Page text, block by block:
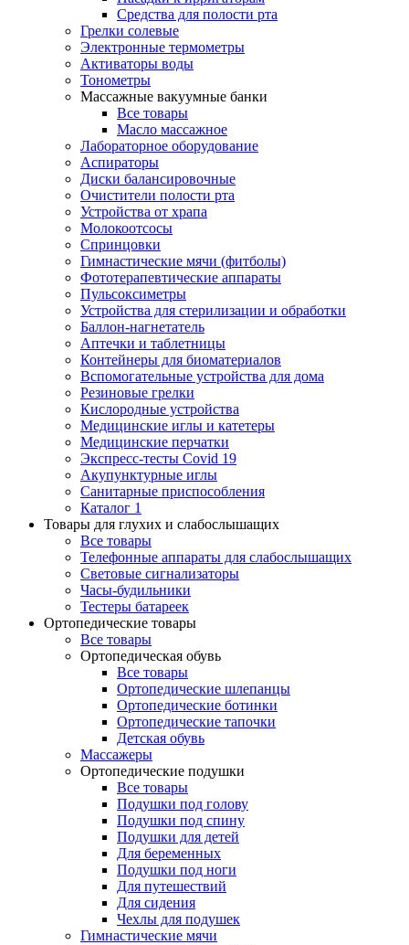
Средства для полости рта
Грелки солевые
Электронные термометры
Активаторы воды
Тонометры
Массажные вакуумные банки
Все товары
Масло массажное
Лабораторное оборудование
Аспираторы
Диски балансировочные
Очистители полости рта
Устройства от храпа
Молокоотсосы
Спринцовки
Гимнастические мячи (фитболы)
Фототерапевтические аппараты
Пульсоксиметры
Устройства для стерилизации и обработки
Баллон-нагнетатель
Аптечки и таблетницы
Контейнеры для биоматериалов
Вспомогательные устройства для дома
Резиновые грелки
Кислородные устройства
Медицинские иглы и катетеры
Медицинские перчатки
Экспресс-тесты Covid 19
Акупунктурные иглы
Санитарные приспособления
Каталог 1
Товары для глухих и слабослышащих
Все товары
Телефонные аппараты для слабослышащих
Световые сигнализаторы
Часы-будильники
Тестеры батареек
Ортопедические товары
Все товары
Ортопедическая обувь
Все товары
Ортопедические шлепанцы
Ортопедические ботинки
Ортопедические тапочки
Детская обувь
Массажеры
Ортопедические подушки
Все товары
Подушки под голову
Подушки под спину
Подушки для детей
Для беременных
Подушки под ноги
Для путешествий
Для сидения
Чехлы для подушек
Гимнастические мячи